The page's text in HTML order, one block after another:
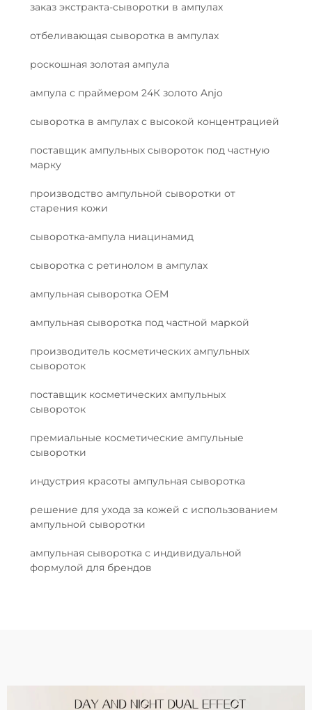
заказ экстракта-сыворотки в ампулах
отбеливающая сыворотка в ампулах
роскошная золотая ампула
ампула с праймером 24К золото Anjo
сыворотка в ампулах с высокой концентрацией
поставщик ампульных сывороток под частную
марку
производство ампульной сыворотки от
старения кожи
сыворотка-ампула ниацинамид
сыворотка с ретинолом в ампулах
ампульная сыворотка OEM
ампульная сыворотка под частной маркой
производитель косметических ампульных
сывороток
поставщик косметических ампульных
сывороток
премиальные косметические ампульные
сыворотки
индустрия красоты ампульная сыворотка
решение для ухода за кожей с использованием
ампульной сыворотки
ампульная сыворотка с индивидуальной
формулой для брендов